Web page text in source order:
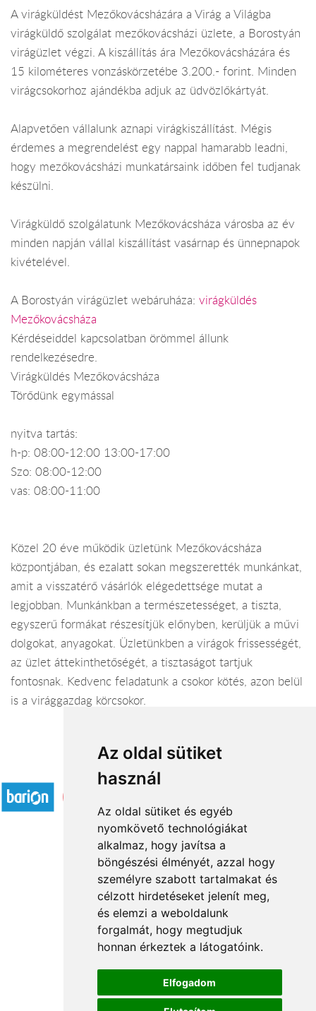
Az oldal sütiket
használ
Az oldal sütiket és egyéb
nyomkövető technológiákat
alkalmaz, hogy javítsa a
böngészési élményét, azzal hogy
személyre szabott tartalmakat és
célzott hirdetéseket jelenít meg,
és elemzi a weboldalunk
forgalmát, hogy megtudjuk
honnan érkeztek a látogatóink.
Elfogadom
A virágküldést Mezőkovácsházára a Virág a Világba
virágküldő szolgálat mezőkovácsházi üzlete, a Borostyán
virágüzlet végzi. A kiszállítás ára Mezőkovácsházára és
15 kilométeres vonzáskörzetébe 3.200.- forint. Minden
virágcsokorhoz ajándékba adjuk az üdvözlőkártyát.
Alapvetően vállalunk aznapi virágkiszállítást. Mégis
érdemes a megrendelést egy nappal hamarabb leadni,
hogy mezőkovácsházi munkatársaink időben fel tudjanak
készülni.
Virágküldő szolgálatunk Mezőkovácsháza városba az év
minden napján vállal kiszállítást vasárnap és ünnepnapok
kivételével.
A Borostyán virágüzlet webáruháza: virágküldés
Mezőkovácsháza
Kérdéseiddel kapcsolatban örömmel állunk
rendelkezésedre.
Virágküldés Mezőkovácsháza
Törődünk egymással
nyitva tartás:
h-p: 08:00-12:00 13:00-17:00
Szo: 08:00-12:00
vas: 08:00-11:00
Közel 20 éve működik üzletünk Mezőkovácsháza
központjában, és ezalatt sokan megszerették munkánkat,
amit a visszatérő vásárlók elégedettsége mutat a
legjobban. Munkánkban a természetességet, a tiszta,
egyszerű formákat részesítjük előnyben, kerüljük a művi
dolgokat, anyagokat. Üzletünkben a virágok frissességét,
az üzlet áttekinthetőségét, a tisztaságot tartjuk
fontosnak. Kedvenc feladatunk a csokor kötés, azon belül
is a virággazdag körcsokor.
Elfogadott fizetési módok
Rólunk
Általános információ
Kapcsolat
Partnereink
Virágüzletek
Á.SZ.F.
Impresszum